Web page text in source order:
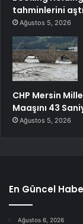
tahminlerini aştı
Ağustos 5, 2026
CHP Mersin
Maaşını 43
Ağustos 5, 2026
En Güncel
Ağustos 6, 2026